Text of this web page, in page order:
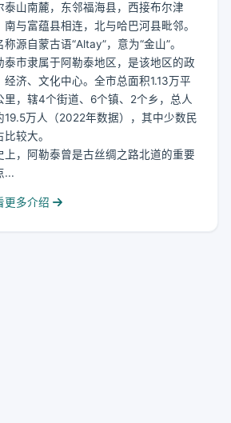
泰山南麓，东邻福海县，西接布尔津
南与富蕴县相连，北与哈巴河县毗邻。
称源自蒙古语“Altay”，意为“金山”。
泰市隶属于阿勒泰地区，是该地区的政
经济、文化中心。全市总面积1.13万平
里，辖4个街道、6个镇、2个乡，总人
19.5万人（2022年数据），其中少数民
比较大。
上，阿勒泰曾是古丝绸之路北道的重要
...
更多介绍